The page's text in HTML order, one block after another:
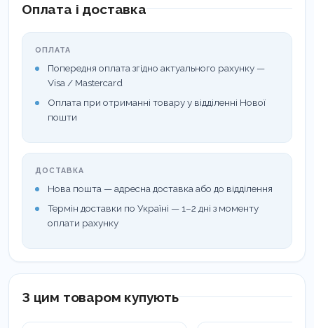
покращують і полегшують реставрацію зуба.
Сіра матриця призначена для роботи з
премолярами.
Оплата і доставка
ОПЛАТА
Попередня оплата згідно актуального рахунку —
Visa / Mastercard
Оплата при отриманні товару у відділенні Нової
пошти
ДОСТАВКА
Нова пошта — адресна доставка або до відділення
Термін доставки по Україні — 1–2 дні з моменту
оплати рахунку
З цим товаром купують